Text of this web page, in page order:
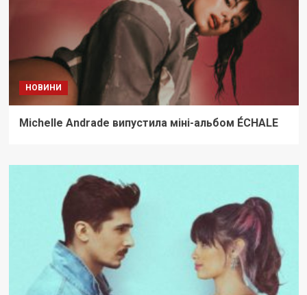
НОВИНИ
Michelle Andrade випустила міні-альбом ÉCHALE